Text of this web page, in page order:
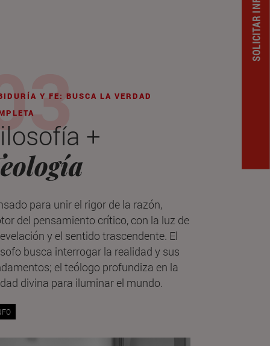
Y FE: BUSCA LA VERDAD
+
para unir el rigor de la razón,
del pensamiento crítico, con la luz de
y el sentido trascendente. El
busca interrogar la realidad y sus
el teólogo profundiza en la
divina para iluminar el mundo.